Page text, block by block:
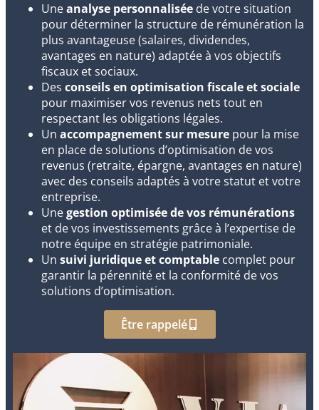
Uneanalyse personnalisée de votre situation
pour déterminer la structure de rémunération la
plus avantageuse (salaires, dividendes,
avantages en nature) adaptée à vos objectifs
fiscaux et sociaux.
Des conseils en optimisation fiscale et sociale
pour maximiser vos revenus nets tout en
respectant les obligations légales.
Un accompagnement sur mesure pour la mise
en place de solutions d’optimisation de vos
revenus (retraite, épargne, avantages en nature)
avec des conseils adaptés à votre statut et votre
entreprise.
Unegestion optimisée de vos rémunérations
et de vos investissements grâce à l’expertise de
notre équipe en stratégie patrimoniale.
Un suivi juridique et comptable complet pour
garantir la pérennité et la conformité de vos
solutions d’optimisation.
Être rappelé